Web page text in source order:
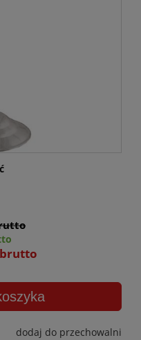
brutto
dodaj do przechowalni